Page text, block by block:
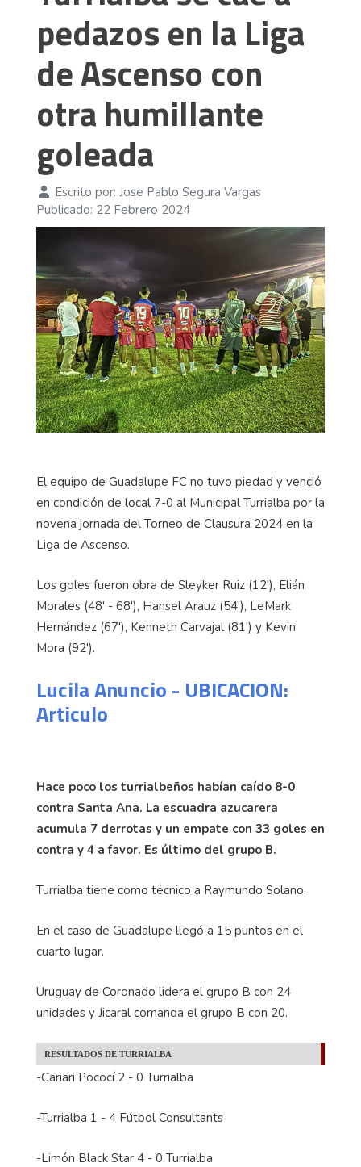
pedazos en la Liga
de Ascenso con
otra humillante
goleada
Escrito por: Jose Pablo Segura Vargas
Publicado: 22 Febrero 2024
El equipo de Guadalupe FC no tuvo piedad y venció
en condición de local 7-0 al Municipal Turrialba por la
novena jornada del Torneo de Clausura 2024 en la
Liga de Ascenso.
Los goles fueron obra de Sleyker Ruiz (12'), Elián
Morales (48' - 68'), Hansel Arauz (54'), LeMark
Hernández (67'), Kenneth Carvajal (81') y Kevin
Mora (92').
Lucila Anuncio - UBICACION:
Articulo
Hace poco los turrialbeños habían caído 8-0
contra Santa Ana. La escuadra azucarera
acumula 7 derrotas y un empate con 33 goles en
contra y 4 a favor. Es último del grupo B.
Turrialba tiene como técnico a Raymundo Solano.
En el caso de Guadalupe llegó a 15 puntos en el
cuarto lugar.
Uruguay de Coronado lidera el grupo B con 24
unidades y Jicaral comanda el grupo B con 20.
RESULTADOS DE TURRIALBA
-Cariari Pococí 2 - 0 Turrialba
-Turrialba 1 - 4 Fútbol Consultants
-Limón Black Star 4 - 0 Turrialba